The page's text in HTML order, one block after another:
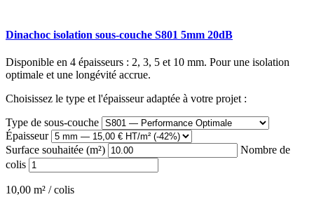
Dinachoc isolation sous-couche S801 5mm 20dB
Disponible en 4 épaisseurs : 2, 3, 5 et 10 mm. Pour une isolation
optimale et une longévité accrue.
Choisissez le type et l'épaisseur adaptée à votre projet :
Type de sous-couche
Épaisseur
Surface souhaitée (m²)
Nombre de
colis
10,00 m² / colis